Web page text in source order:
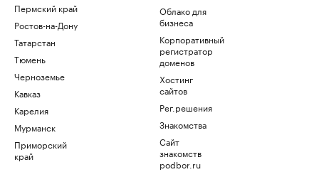
Пермский край
Ростов-на-Дону
Татарстан
Тюмень
Черноземье
Кавказ
Карелия
Мурманск
Приморский
край
Облако для
бизнеса
Корпоративный
регистратор
доменов
Хостинг
сайтов
Рег.решения
Знакомства
Сайт
знакомств
podbor.ru